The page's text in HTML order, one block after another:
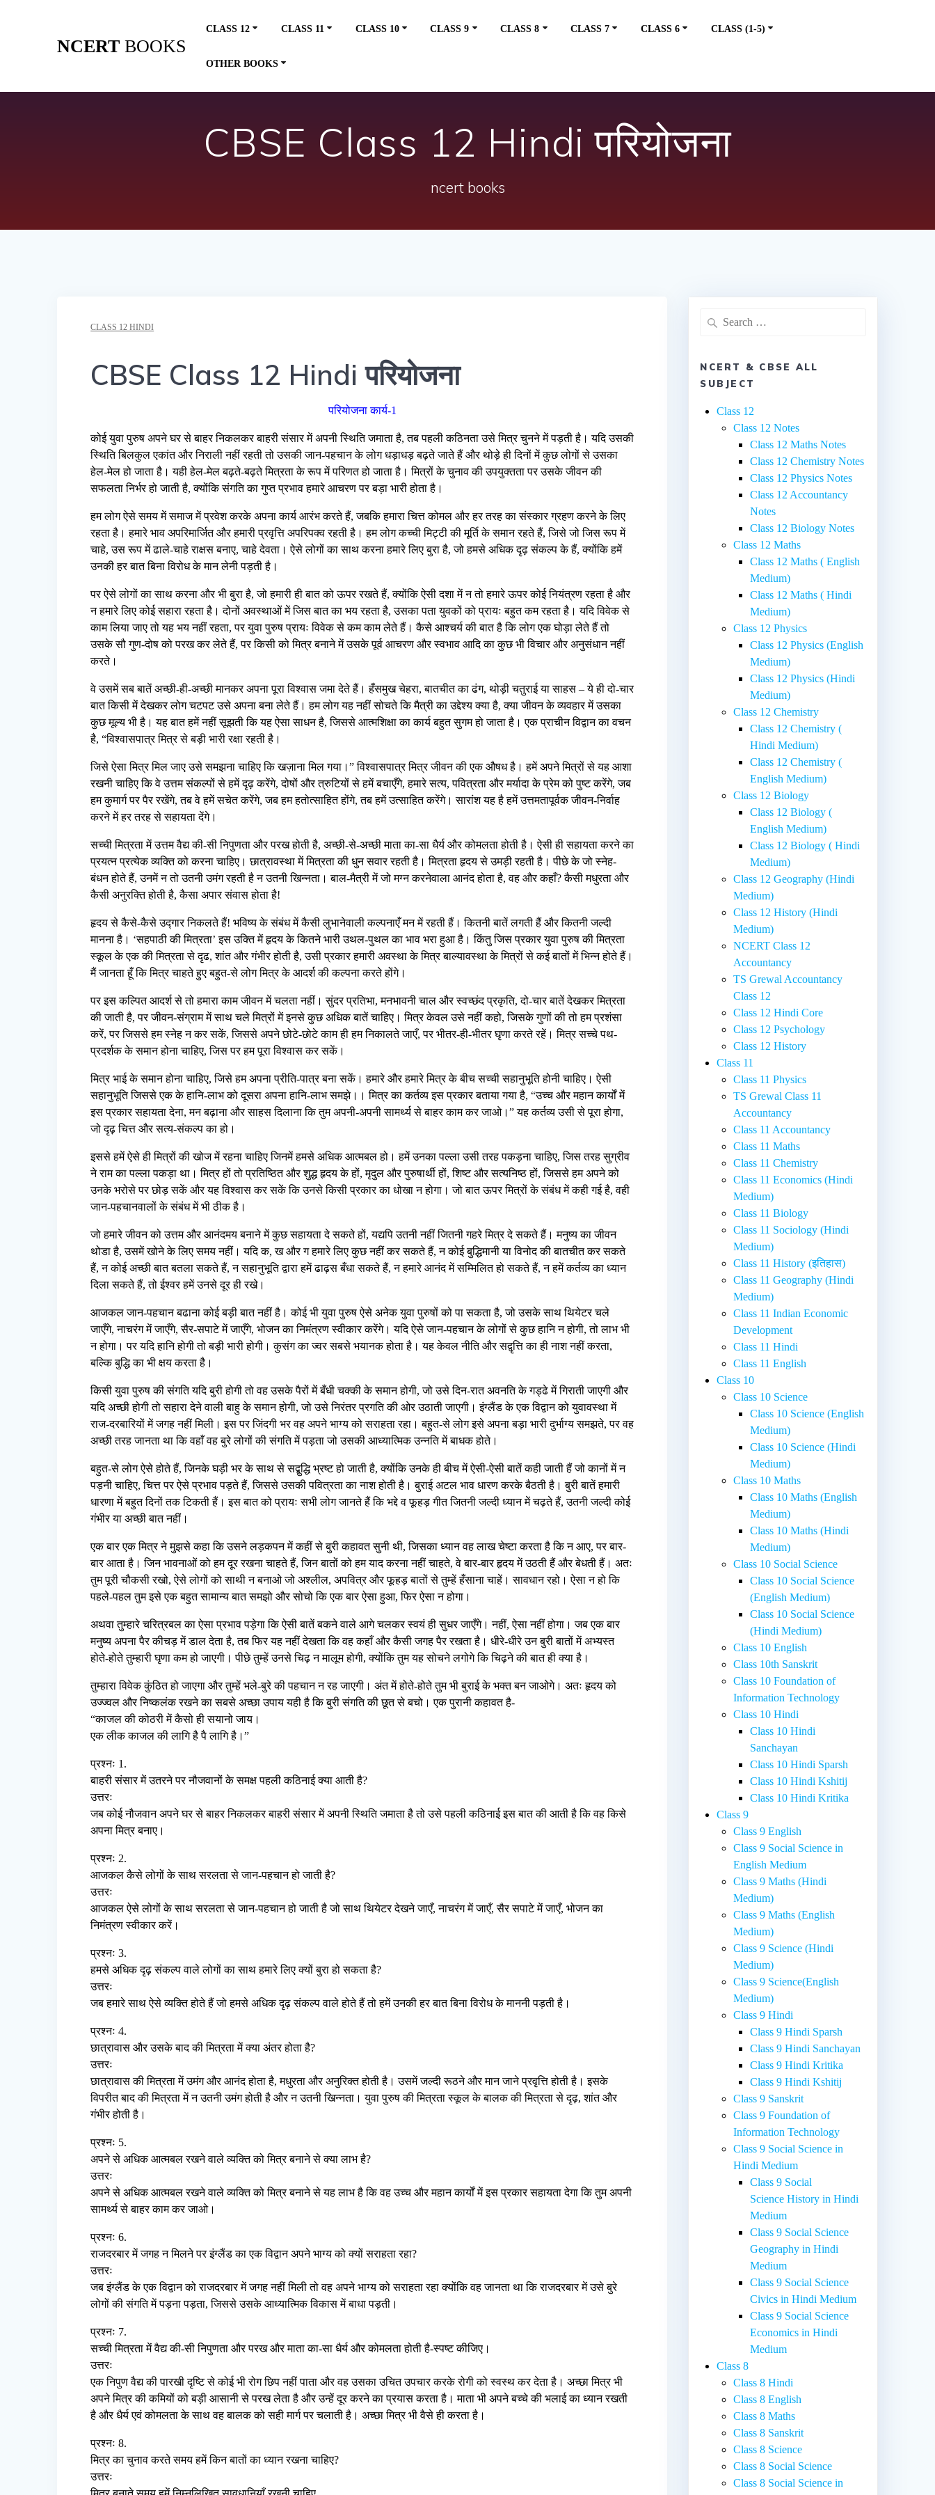
NCERT BOOKS
CLASS 12 CLASS 11 CLASS 10 CLASS 9 CLASS 8 CLASS 7 CLASS 6 CLASS (1-5)
OTHER BOOKS
CBSE Class 12 Hindi परियोजना
ncert books
CLASS 12 HINDI
CBSE Class 12 Hindi परियोजना
परियोजना कार्य-1
कोई युवा पुरुष अपने घर से बाहर निकलकर बाहरी संसार में अपनी स्थिति जमाता है, तब पहली कठिनता उसे मित्र चुनने में पड़ती है। यदि उसकी
स्थिति बिलकुल एकांत और निराली नहीं रहती तो उसकी जान-पहचान के लोग धड़ाधड़ बढ़ते जाते हैं और थोड़े ही दिनों में कुछ लोगों से उसका
हेल-मेल हो जाता है। यही हेल-मेल बढ़ते-बढ़ते मित्रता के रूप में परिणत हो जाता है। मित्रों के चुनाव की उपयुक्तता पर उसके जीवन की
सफलता निर्भर हो जाती है, क्योंकि संगति का गुप्त प्रभाव हमारे आचरण पर बड़ा भारी होता है।
हम लोग ऐसे समय में समाज में प्रवेश करके अपना कार्य आरंभ करते हैं, जबकि हमारा चित्त कोमल और हर तरह का संस्कार ग्रहण करने के लिए
रहता है। हमारे भाव अपरिमार्जित और हमारी प्रवृत्ति अपरिपक्व रहती है। हम लोग कच्ची मिट्टी की मूर्ति के समान रहते हैं, जिसे जो जिस रूप में
चाहे, उस रूप में ढाले-चाहे राक्षस बनाए, चाहे देवता। ऐसे लोगों का साथ करना हमारे लिए बुरा है, जो हमसे अधिक दृढ़ संकल्प के हैं, क्योंकि हमें
उनकी हर बात बिना विरोध के मान लेनी पड़ती है।
पर ऐसे लोगों का साथ करना और भी बुरा है, जो हमारी ही बात को ऊपर रखते हैं, क्योंकि ऐसी दशा में न तो हमारे ऊपर कोई नियंत्रण रहता है और
न हमारे लिए कोई सहारा रहता है। दोनों अवस्थाओं में जिस बात का भय रहता है, उसका पता युवकों को प्रायः बहुत कम रहता है। यदि विवेक से
काम लिया जाए तो यह भय नहीं रहता, पर युवा पुरुष प्रायः विवेक से कम काम लेते हैं। कैसे आश्चर्य की बात है कि लोग एक घोड़ा लेते हैं तो
उसके सौ गुण-दोष को परख कर लेते हैं, पर किसी को मित्र बनाने में उसके पूर्व आचरण और स्वभाव आदि का कुछ भी विचार और अनुसंधान नहीं
करते।
वे उसमें सब बातें अच्छी-ही-अच्छी मानकर अपना पूरा विश्वास जमा देते हैं। हँसमुख चेहरा, बातचीत का ढंग, थोड़ी चतुराई या साहस – ये ही दो-चार
बात किसी में देखकर लोग चटपट उसे अपना बना लेते हैं। हम लोग यह नहीं सोचते कि मैत्री का उद्देश्य क्या है, क्या जीवन के व्यवहार में उसका
कुछ मूल्य भी है। यह बात हमें नहीं सूझती कि यह ऐसा साधन है, जिससे आत्मशिक्षा का कार्य बहुत सुगम हो जाता है। एक प्राचीन विद्वान का वचन
है, “विश्वासपात्र मित्र से बड़ी भारी रक्षा रहती है।
जिसे ऐसा मित्र मिल जाए उसे समझना चाहिए कि खज़ाना मिल गया।” विश्वासपात्र मित्र जीवन की एक औषध है। हमें अपने मित्रों से यह आशा
रखनी चाहिए कि वे उत्तम संकल्पों से हमें दृढ़ करेंगे, दोषों और त्रुटियों से हमें बचाएँगे, हमारे सत्य, पवित्रता और मर्यादा के प्रेम को पुष्ट करेंगे, जब
हम कुमार्ग पर पैर रखेंगे, तब वे हमें सचेत करेंगे, जब हम हतोत्साहित होंगे, तब हमें उत्साहित करेंगे। सारांश यह है हमें उत्तमतापूर्वक जीवन-निर्वाह
करने में हर तरह से सहायता देंगे।
सच्ची मित्रता में उत्तम वैद्य की-सी निपुणता और परख होती है, अच्छी-से-अच्छी माता का-सा धैर्य और कोमलता होती है। ऐसी ही सहायता करने का
प्रयत्न प्रत्येक व्यक्ति को करना चाहिए। छात्रावस्था में मित्रता की धुन सवार रहती है। मित्रता हृदय से उमड़ी रहती है। पीछे के जो स्नेह-
बंधन होते हैं, उनमें न तो उतनी उमंग रहती है न उतनी खिन्नता। बाल-मैत्री में जो मग्न करनेवाला आनंद होता है, वह और कहाँ? कैसी मधुरता और
कैसी अनुरक्ति होती है, कैसा अपार संवास होता है!
हृदय से कैसे-कैसे उद्गार निकलते हैं! भविष्य के संबंध में कैसी लुभानेवाली कल्पनाएँ मन में रहती हैं। कितनी बातें लगती हैं और कितनी जल्दी
मानना है। ‘सहपाठी की मित्रता’ इस उक्ति में हृदय के कितने भारी उथल-पुथल का भाव भरा हुआ है। किंतु जिस प्रकार युवा पुरुष की मित्रता
स्कूल के एक की मित्रता से दृढ, शांत और गंभीर होती है, उसी प्रकार हमारी अवस्था के मित्र बाल्यावस्था के मित्रों से कई बातों में भिन्न होते हैं।
मैं जानता हूँ कि मित्र चाहते हुए बहुत-से लोग मित्र के आदर्श की कल्पना करते होंगे।
पर इस कल्पित आदर्श से तो हमारा काम जीवन में चलता नहीं। सुंदर प्रतिभा, मनभावनी चाल और स्वच्छंद प्रकृति, दो-चार बातें देखकर मित्रता
की जाती है, पर जीवन-संग्राम में साथ चले मित्रों में इनसे कुछ अधिक बातें चाहिए। मित्र केवल उसे नहीं कहो, जिसके गुणों की तो हम प्रशंसा
करें, पर जिससे हम स्नेह न कर सकें, जिससे अपने छोटे-छोटे काम ही हम निकालते जाएँ, पर भीतर-ही-भीतर घृणा करते रहें। मित्र सच्चे पथ-
प्रदर्शक के समान होना चाहिए, जिस पर हम पूरा विश्वास कर सकें।
मित्र भाई के समान होना चाहिए, जिसे हम अपना प्रीति-पात्र बना सकें। हमारे और हमारे मित्र के बीच सच्ची सहानुभूति होनी चाहिए। ऐसी
सहानुभूति जिससे एक के हानि-लाभ को दूसरा अपना हानि-लाभ समझे।। मित्र का कर्तव्य इस प्रकार बताया गया है, “उच्च और महान कार्यों में
इस प्रकार सहायता देना, मन बढ़ाना और साहस दिलाना कि तुम अपनी-अपनी सामर्थ्य से बाहर काम कर जाओ।” यह कर्तव्य उसी से पूरा होगा,
जो दृढ़ चित्त और सत्य-संकल्प का हो।
इससे हमें ऐसे ही मित्रों की खोज में रहना चाहिए जिनमें हमसे अधिक आत्मबल हो। हमें उनका पल्ला उसी तरह पकड़ना चाहिए, जिस तरह सुग्रीव
ने राम का पल्ला पकड़ा था। मित्र हों तो प्रतिष्ठित और शुद्ध हृदय के हों, मृदुल और पुरुषार्थी हों, शिष्ट और सत्यनिष्ठ हों, जिससे हम अपने को
उनके भरोसे पर छोड़ सकें और यह विश्वास कर सकें कि उनसे किसी प्रकार का धोखा न होगा। जो बात ऊपर मित्रों के संबंध में कही गई है, वही
जान-पहचानवालों के संबंध में भी ठीक है।
जो हमारे जीवन को उत्तम और आनंदमय बनाने में कुछ सहायता दे सकते हों, यद्यपि उतनी नहीं जितनी गहरे मित्र दे सकते हैं। मनुष्य का जीवन
थोडा है, उसमें खोने के लिए समय नहीं। यदि क, ख और ग हमारे लिए कुछ नहीं कर सकते हैं, न कोई बुद्धिमानी या विनोद की बातचीत कर सकते
हैं, न कोई अच्छी बात बतला सकते हैं, न सहानुभूति द्वारा हमें ढाढ़स बँधा सकते हैं, न हमारे आनंद में सम्मिलित हो सकते हैं, न हमें कर्तव्य का ध्यान
दिला सकते हैं, तो ईश्वर हमें उनसे दूर ही रखे।
आजकल जान-पहचान बढाना कोई बड़ी बात नहीं है। कोई भी युवा पुरुष ऐसे अनेक युवा पुरुषों को पा सकता है, जो उसके साथ थियेटर चले
जाएँगे, नाचरंग में जाएँगे, सैर-सपाटे में जाएँगे, भोजन का निमंत्रण स्वीकार करेंगे। यदि ऐसे जान-पहचान के लोगों से कुछ हानि न होगी, तो लाभ भी
न होगा। पर यदि हानि होगी तो बड़ी भारी होगी। कुसंग का ज्वर सबसे भयानक होता है। यह केवल नीति और सद्वृत्ति का ही नाश नहीं करता,
बल्कि बुद्धि का भी क्षय करता है।
किसी युवा पुरुष की संगति यदि बुरी होगी तो वह उसके पैरों में बँधी चक्की के समान होगी, जो उसे दिन-रात अवनति के गड्ढे में गिराती जाएगी और
यदि अच्छी होगी तो सहारा देने वाली बाहु के समान होगी, जो उसे निरंतर प्रगति की ओर उठाती जाएगी। इंग्लैंड के एक विद्वान को युवावस्था में
राज-दरबारियों में जगह नहीं मिली। इस पर जिंदगी भर वह अपने भाग्य को सराहता रहा। बहुत-से लोग इसे अपना बड़ा भारी दुर्भाग्य समझते, पर वह
अच्छी तरह जानता था कि वहाँ वह बुरे लोगों की संगति में पड़ता जो उसकी आध्यात्मिक उन्नति में बाधक होते।
बहुत-से लोग ऐसे होते हैं, जिनके घड़ी भर के साथ से सद्बुद्धि भ्रष्ट हो जाती है, क्योंकि उनके ही बीच में ऐसी-ऐसी बातें कही जाती हैं जो कानों में न
पड़नी चाहिए, चित्त पर ऐसे प्रभाव पड़ते हैं, जिससे उसकी पवित्रता का नाश होती है। बुराई अटल भाव धारण करके बैठती है। बुरी बातें हमारी
धारणा में बहुत दिनों तक टिकती हैं। इस बात को प्रायः सभी लोग जानते हैं कि भद्दे व फूहड़ गीत जितनी जल्दी ध्यान में चढ़ते हैं, उतनी जल्दी कोई
गंभीर या अच्छी बात नहीं।
एक बार एक मित्र ने मुझसे कहा कि उसने लड़कपन में कहीं से बुरी कहावत सुनी थी, जिसका ध्यान वह लाख चेष्टा करता है कि न आए, पर बार-
बार आता है। जिन भावनाओं को हम दूर रखना चाहते हैं, जिन बातों को हम याद करना नहीं चाहते, वे बार-बार हृदय में उठती हैं और बेधती हैं। अतः
तुम पूरी चौकसी रखो, ऐसे लोगों को साथी न बनाओ जो अश्लील, अपवित्र और फूहड़ बातों से तुम्हें हँसाना चाहें। सावधान रहो। ऐसा न हो कि
पहले-पहल तुम इसे एक बहुत सामान्य बात समझो और सोचो कि एक बार ऐसा हुआ, फिर ऐसा न होगा।
अथवा तुम्हारे चरित्रबल का ऐसा प्रभाव पड़ेगा कि ऐसी बातें बकने वाले आगे चलकर स्वयं ही सुधर जाएँगे। नहीं, ऐसा नहीं होगा। जब एक बार
मनुष्य अपना पैर कीचड़ में डाल देता है, तब फिर यह नहीं देखता कि वह कहाँ और कैसी जगह पैर रखता है। धीरे-धीरे उन बुरी बातों में अभ्यस्त
होते-होते तुम्हारी घृणा कम हो जाएगी। पीछे तुम्हें उनसे चिढ़ न मालूम होगी, क्योंकि तुम यह सोचने लगोगे कि चिढ़ने की बात ही क्या है।
तुम्हारा विवेक कुंठित हो जाएगा और तुम्हें भले-बुरे की पहचान न रह जाएगी। अंत में होते-होते तुम भी बुराई के भक्त बन जाओगे। अतः हृदय को
उज्ज्वल और निष्कलंक रखने का सबसे अच्छा उपाय यही है कि बुरी संगति की छूत से बचो। एक पुरानी कहावत है-
“काजल की कोठरी में कैसो ही सयानो जाय।
एक लीक काजल की लागि है पै लागि है।”
प्रश्नः 1.
बाहरी संसार में उतरने पर नौजवानों के समक्ष पहली कठिनाई क्या आती है?
उत्तरः
जब कोई नौजवान अपने घर से बाहर निकलकर बाहरी संसार में अपनी स्थिति जमाता है तो उसे पहली कठिनाई इस बात की आती है कि वह किसे
अपना मित्र बनाए।
प्रश्नः 2.
आजकल कैसे लोगों के साथ सरलता से जान-पहचान हो जाती है?
उत्तरः
आजकल ऐसे लोगों के साथ सरलता से जान-पहचान हो जाती है जो साथ थियेटर देखने जाएँ, नाचरंग में जाएँ, सैर सपाटे में जाएँ, भोजन का
निमंत्रण स्वीकार करें।
प्रश्नः 3.
हमसे अधिक दृढ़ संकल्प वाले लोगों का साथ हमारे लिए क्यों बुरा हो सकता है?
उत्तरः
जब हमारे साथ ऐसे व्यक्ति होते हैं जो हमसे अधिक दृढ़ संकल्प वाले होते हैं तो हमें उनकी हर बात बिना विरोध के माननी पड़ती है।
प्रश्नः 4.
छात्रावास और उसके बाद की मित्रता में क्या अंतर होता है?
उत्तरः
छात्रावास की मित्रता में उमंग और आनंद होता है, मधुरता और अनुरिक्त होती है। उसमें जल्दी रूठने और मान जाने प्रवृत्ति होती है। इसके
विपरीत बाद की मित्रता में न उतनी उमंग होती है और न उतनी खिन्नता। युवा पुरुष की मित्रता स्कूल के बालक की मित्रता से दृढ़, शांत और
गंभीर होती है।
प्रश्नः 5.
अपने से अधिक आत्मबल रखने वाले व्यक्ति को मित्र बनाने से क्या लाभ है?
उत्तरः
अपने से अधिक आत्मबल रखने वाले व्यक्ति को मित्र बनाने से यह लाभ है कि वह उच्च और महान कार्यों में इस प्रकार सहायता देगा कि तुम अपनी
सामर्थ्य से बाहर काम कर जाओ।
प्रश्नः 6.
राजदरबार में जगह न मिलने पर इंग्लैंड का एक विद्वान अपने भाग्य को क्यों सराहता रहा?
उत्तरः
जब इंग्लैंड के एक विद्वान को राजदरबार में जगह नहीं मिली तो वह अपने भाग्य को सराहता रहा क्योंकि वह जानता था कि राजदरबार में उसे बुरे
लोगों की संगति में पड़ना पड़ता, जिससे उसके आध्यात्मिक विकास में बाधा पड़ती।
प्रश्नः 7.
सच्ची मित्रता में वैद्य की-सी निपुणता और परख और माता का-सा धैर्य और कोमलता होती है-स्पष्ट कीजिए।
उत्तरः
एक निपुण वैद्य की पारखी दृष्टि से कोई भी रोग छिप नहीं पाता और वह उसका उचित उपचार करके रोगी को स्वस्थ कर देता है। अच्छा मित्र भी
अपने मित्र की कमियों को बड़ी आसानी से परख लेता है और उन्हें दूर करने का प्रयास करता है। माता भी अपने बच्चे की भलाई का ध्यान रखती
है और धैर्य एवं कोमलता के साथ वह बालक को सही मार्ग पर चलाती है। अच्छा मित्र भी वैसे ही करता है।
प्रश्नः 8.
मित्र का चुनाव करते समय हमें किन बातों का ध्यान रखना चाहिए?
उत्तरः
Search
NCERT & CBSE ALL
SUBJECT
Class 12
Class 12 Notes
Class 12 Maths Notes
Class 12 Chemistry Notes
Class 12 Physics Notes
Class 12 Accountancy
Notes
Class 12 Biology Notes
Class 12 Maths
Class 12 Maths ( English
Medium)
Class 12 Maths ( Hindi
Medium)
Class 12 Physics
Class 12 Physics (English
Medium)
Class 12 Physics (Hindi
Medium)
Class 12 Chemistry
Class 12 Chemistry (
Hindi Medium)
Class 12 Chemistry (
English Medium)
Class 12 Biology
Class 12 Biology (
English Medium)
Class 12 Biology ( Hindi
Medium)
Class 12 Geography (Hindi
Medium)
Class 12 History (Hindi
Medium)
NCERT Class 12
Accountancy
TS Grewal Accountancy
Class 12
Class 12 Hindi Core
Class 12 Psychology
Class 12 History
Class 11
Class 11 Physics
TS Grewal Class 11
Accountancy
Class 11 Accountancy
Class 11 Maths
Class 11 Chemistry
Class 11 Economics (Hindi
Medium)
Class 11 Biology
Class 11 Sociology (Hindi
Medium)
Class 11 History (इतिहास)
Class 11 Geography (Hindi
Medium)
Class 11 Indian Economic
Development
Class 11 Hindi
Class 11 English
Class 10
Class 10 Science
Class 10 Science (English
Medium)
Class 10 Science (Hindi
Medium)
Class 10 Maths
Class 10 Maths (English
Medium)
Class 10 Maths (Hindi
Medium)
Class 10 Social Science
Class 10 Social Science
(English Medium)
Class 10 Social Science
(Hindi Medium)
Class 10 English
Class 10th Sanskrit
Class 10 Foundation of
Information Technology
Class 10 Hindi
Class 10 Hindi
Sanchayan
Class 10 Hindi Sparsh
Class 10 Hindi Kshitij
Class 10 Hindi Kritika
Class 9
Class 9 English
Class 9 Social Science in
English Medium
Class 9 Maths (Hindi
Medium)
Class 9 Maths (English
Medium)
Class 9 Science (Hindi
Medium)
Class 9 Science(English
Medium)
Class 9 Hindi
Class 9 Hindi Sparsh
Class 9 Hindi Sanchayan
Class 9 Hindi Kritika
Class 9 Hindi Kshitij
Class 9 Sanskrit
Class 9 Foundation of
Information Technology
Class 9 Social Science in
Hindi Medium
Class 9 Social
Science History in Hindi
Medium
Class 9 Social Science
Geography in Hindi
Medium
Class 9 Social Science
Civics in Hindi Medium
Class 9 Social Science
Economics in Hindi
Medium
Class 8
Class 8 Hindi
Class 8 English
Class 8 Maths
Class 8 Sanskrit
Class 8 Science
Class 8 Social Science
Class 8 Social Science in